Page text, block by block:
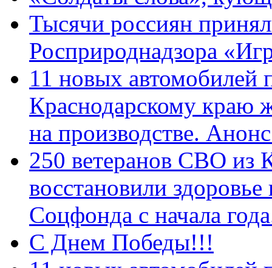
Тысячи россиян
Росприроднадзора
11 новых автомобилей
Краснодарскому краю
на производстве.
250 ветеранов СВО из
восстановили
Соцфонда с начала
С Днем Победы!!!